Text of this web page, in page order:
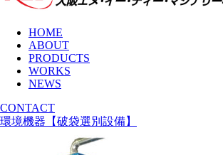
HOME
ABOUT
PRODUCTS
WORKS
NEWS
CONTACT
環境機器【破袋選別設備】